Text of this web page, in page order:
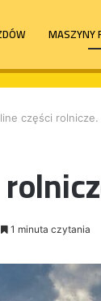
MASZYNY
części rolnicze.
1 minuta czytania